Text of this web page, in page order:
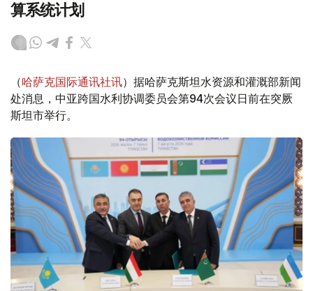
算系统计划
（哈萨克国际通讯社讯）据哈萨克斯坦水资源和灌溉部新闻
处消息，中亚跨国水利协调委员会第94次会议日前在突厥
斯坦市举行。